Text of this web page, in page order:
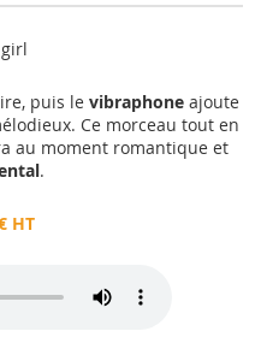
puis le vibraphoneajoute
Ce morceau tout en
au moment romantique et
.
HT